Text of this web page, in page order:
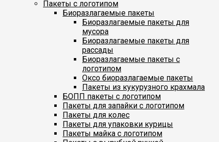
Пакеты с логотипом
Биоразлагаемые пакеты
Биоразлагаемые пакеты для
мусора
Биоразлагаемые пакеты для
рассады
Биоразлагаемые пакеты с
логотипом
Оксо биоразлагаемые пакеты
Пакеты из кукурузного крахмала
БОПП пакеты с логотипом
Пакеты для запайки с логотипом
Пакеты для колес
Пакеты для упаковки курицы
Пакеты майка с логотипом